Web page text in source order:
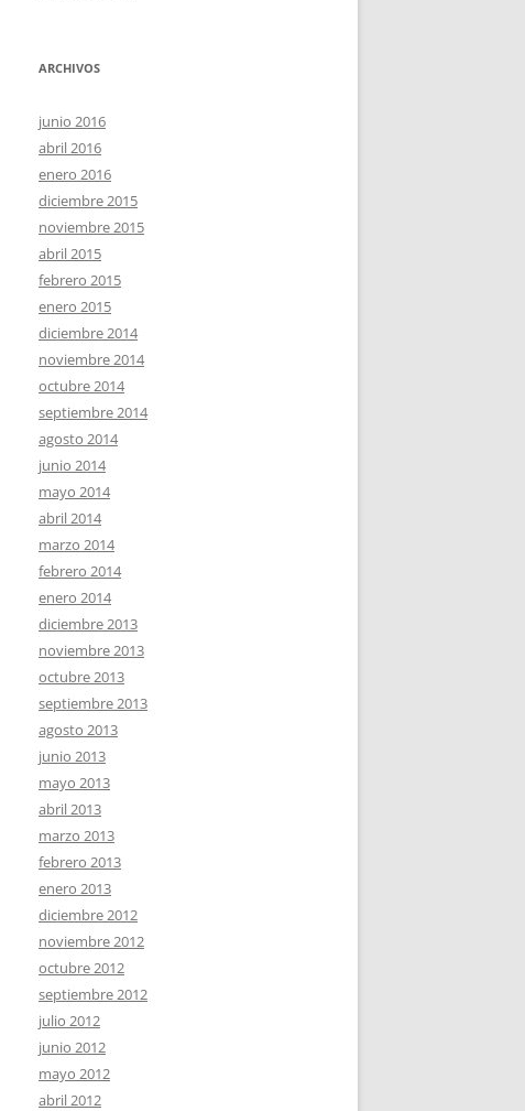
ARCHIVOS
junio 2016
abril 2016
enero 2016
diciembre 2015
noviembre 2015
abril 2015
febrero 2015
enero 2015
diciembre 2014
noviembre 2014
octubre 2014
septiembre 2014
agosto 2014
junio 2014
mayo 2014
abril 2014
marzo 2014
febrero 2014
enero 2014
diciembre 2013
noviembre 2013
octubre 2013
septiembre 2013
agosto 2013
junio 2013
mayo 2013
abril 2013
marzo 2013
febrero 2013
enero 2013
diciembre 2012
noviembre 2012
octubre 2012
septiembre 2012
julio 2012
junio 2012
mayo 2012
abril 2012